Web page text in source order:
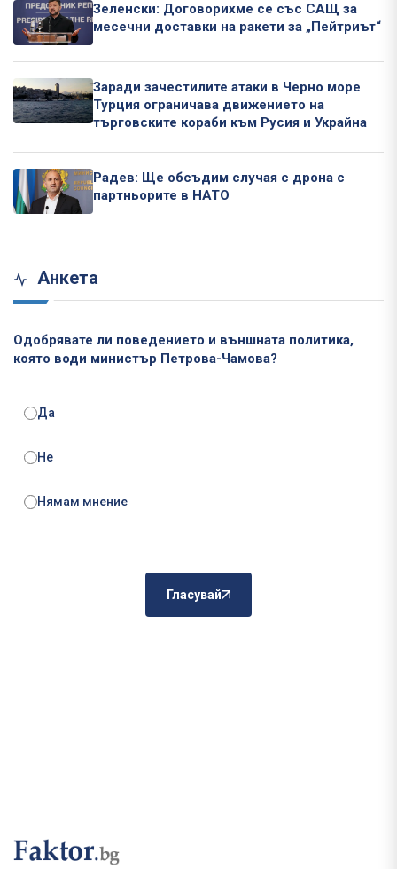
Зеленски: Договорихме се със САЩ за
месечни доставки на ракети за „Пейтриът“
Заради зачестилите атаки в Черно море
Турция ограничава движението на
търговските кораби към Русия и Украйна
Радев: Ще обсъдим случая с дрона с
партньорите в НАТО
Анкета
Одобрявате ли поведението и външната политика,
която води министър Петрова-Чамова?
Да
Не
Нямам мнение
Гласувай